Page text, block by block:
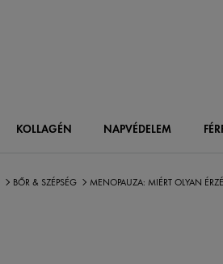
KOLLAGÉN NAPVÉDELEM
BŐR & SZÉPSÉG MENOPAUZA: MIÉRT OLYAN